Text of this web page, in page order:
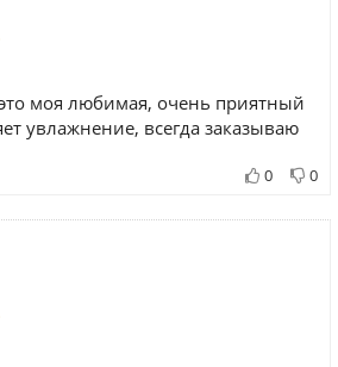
моя любимая, очень приятный
увлажнение, всегда заказываю
0 0